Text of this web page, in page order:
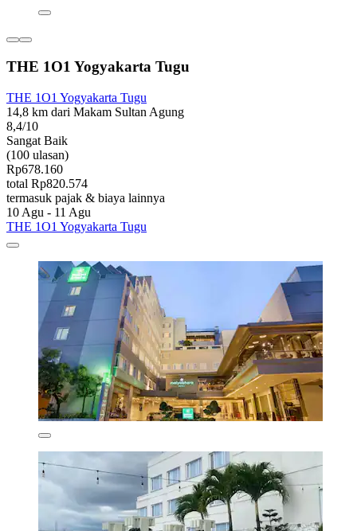
THE 1O1 Yogyakarta Tugu
THE 1O1 Yogyakarta Tugu
14,8 km dari Makam Sultan Agung
8,4/10
Sangat Baik
(100 ulasan)
Rp678.160
total Rp820.574
termasuk pajak & biaya lainnya
10 Agu - 11 Agu
THE 1O1 Yogyakarta Tugu